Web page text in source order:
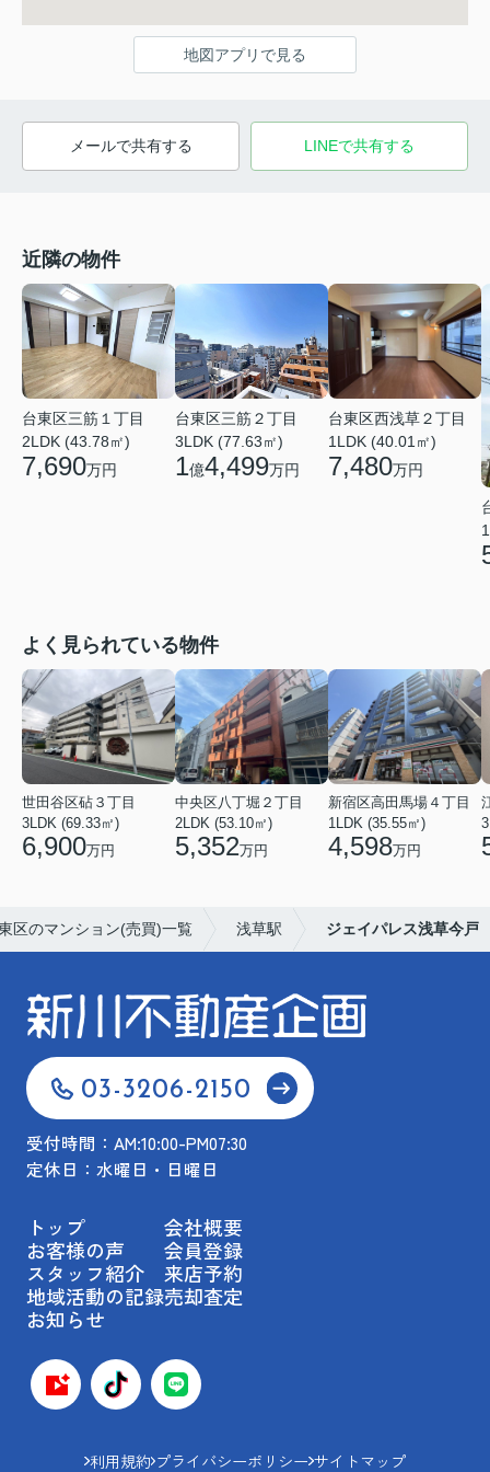
地図アプリで見る
メールで共有する LINEで共有する
近隣の物件
台東区三筋１丁目
2LDK (43.78㎡)
7,690万円
台東区三筋２丁目
3LDK (77.63㎡)
1億4,499万円
台東区西浅草２丁目
1LDK (40.01㎡)
7,480万円
よく見られている物件
世田谷区砧３丁目
3LDK (69.33㎡)
6,900万円
中央区八丁堀２丁目
2LDK (53.10㎡)
5,352万円
新宿区高田馬場４丁目
1LDK (35.55㎡)
4,598万円
区のマンション(売買)一覧 浅草駅 ジェイパレス浅草今戸
03-3206-2150
受付時間：AM:10:00-PM07:30
定休日：水曜日・日曜日
トップ
お客様の声
スタッフ紹介
地域活動の記録
お知らせ
会社概要
会員登録
来店予約
売却査定
利用規約 プライバシーポリシー サイトマップ